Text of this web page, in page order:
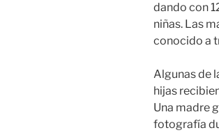
dando con
niñas. Las
conocido a
Algunas de
hijas
Una madre
fotografía